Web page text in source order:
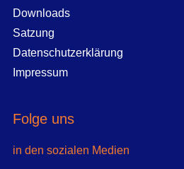
Downloads
Satzung
Datenschutzerklärung
Impressum
Folge uns
in den sozialen Medien